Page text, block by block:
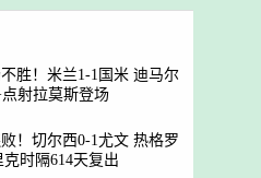
胜！米兰1-1国米 迪马尔
射拉莫斯登场
！切尔西0-1尤文 热格罗
时隔614天复出